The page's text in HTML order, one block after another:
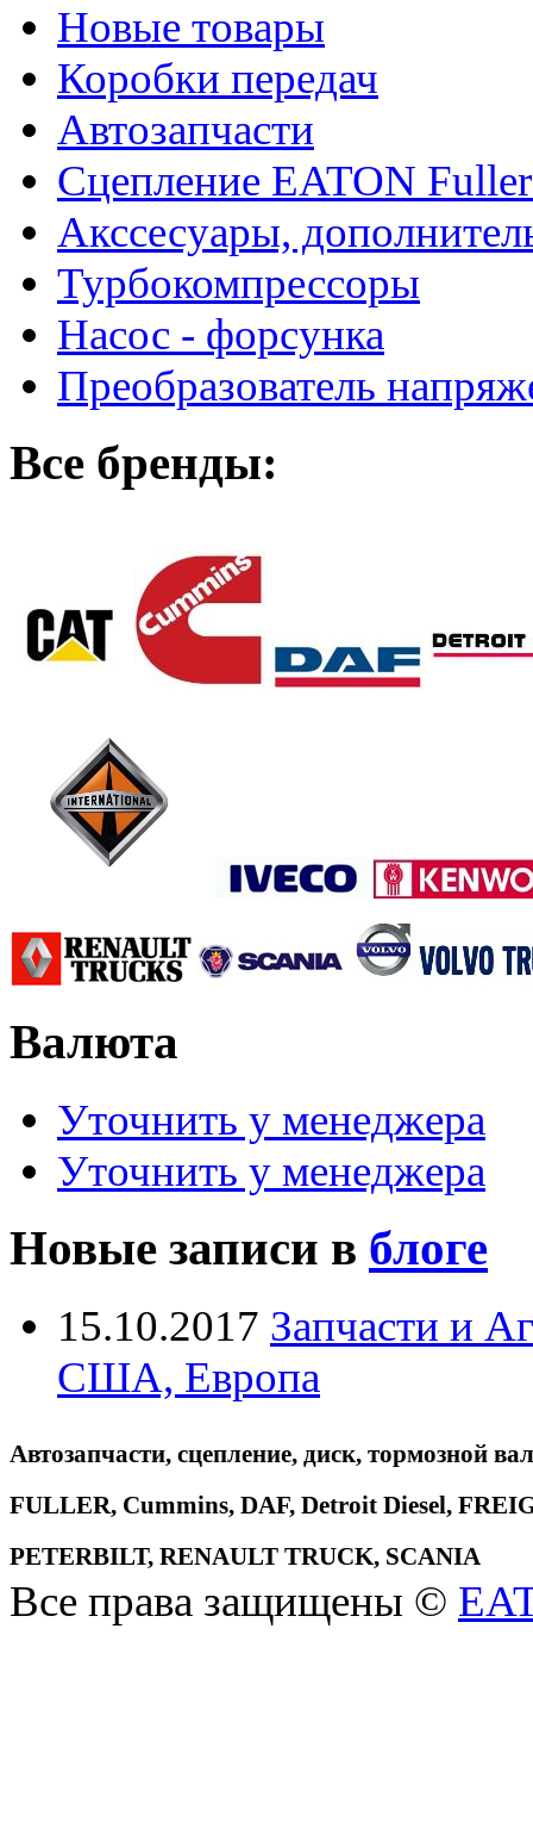
Новые товары
Коробки передач
Автозапчасти
Сцепление EATON
Акссесуары,
Турбокомпрессоры
Насос - форсунка
Преобразователь
Все бренды:
Валюта
Уточнить у менеджера
Уточнить у менеджера
Новые записи в блоге
15.10.2017 Запчасти и
США, Европа
Автозапчасти, сцепление, диск, тормозной
FULLER, Cummins, DAF, Detroit Diesel,
PETERBILT, RENAULT TRUCK, SCANIA
Все права защищены ©